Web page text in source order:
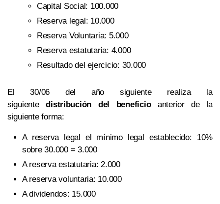
Capital Social: 100.000
Reserva legal: 10.000
Reserva Voluntaria: 5.000
Reserva estatutaria: 4.000
Resultado del ejercicio: 30.000
El 30/06 del año siguiente realiza la
siguientedistribución del beneficioanterior de la
siguiente forma:
A reserva legal el mínimo legal establecido: 10%
sobre 30.000 = 3.000
A reserva estatutaria: 2.000
A reserva voluntaria: 10.000
A dividendos: 15.000